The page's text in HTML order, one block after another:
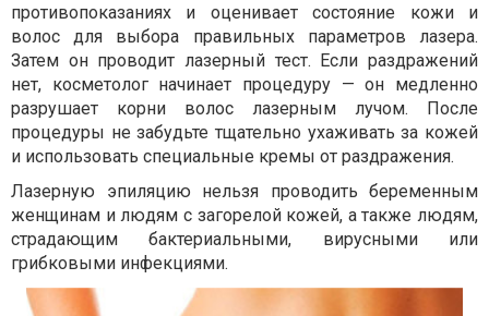
противопоказаниях и оценивает состояние кожи и
волос для выбора правильных параметров лазера.
Затем он проводит лазерный тест. Если раздражений
нет, косметолог начинает процедуру — он медленно
разрушает корни волос лазерным лучом. После
процедуры не забудьте тщательно ухаживать за кожей
и использовать специальные кремы от раздражения.
Лазерную эпиляцию нельзя проводить беременным
женщинам и людям с загорелой кожей, а также людям,
страдающим бактериальными, вирусными или
грибковыми инфекциями.